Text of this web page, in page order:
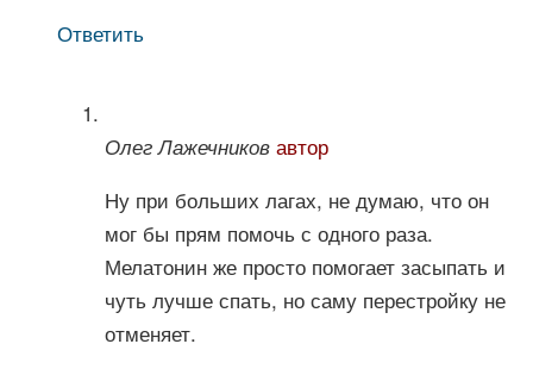
Ответить
Олег Лажечников автор
Ну при больших лагах, не думаю, что он
мог бы прям помочь с одного раза.
Мелатонин же просто помогает засыпать и
чуть лучше спать, но саму перестройку не
отменяет.